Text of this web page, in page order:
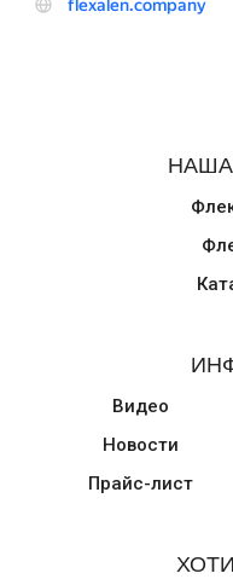
Видео
Новости
Прайс-лист